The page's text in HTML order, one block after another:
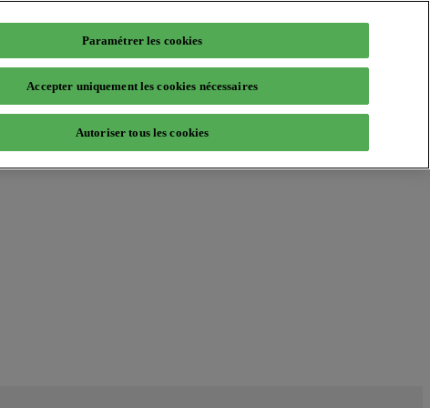
Paramétrer les cookies
Accepter uniquement les cookies nécessaires
Autoriser tous les cookies